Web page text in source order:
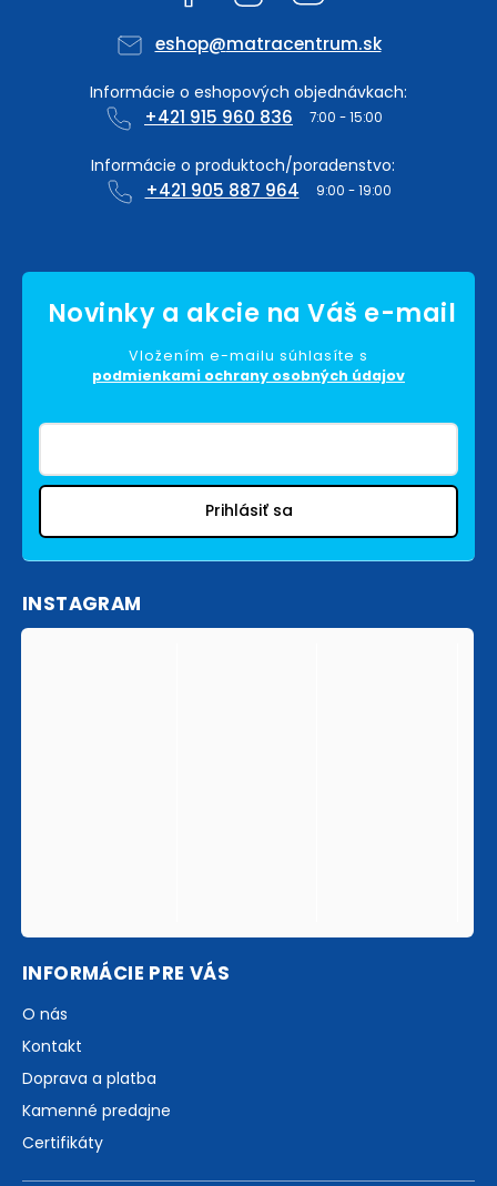
eshop@matracentrum.sk
+421 915 960 836
+421 905 887 964
Vložením e-mailu súhlasíte s
podmienkami ochrany osobných údajov
Prihlásiť sa
INSTAGRAM
INFORMÁCIE PRE VÁS
O nás
Kontakt
Doprava a platba
Kamenné predajne
Certifikáty